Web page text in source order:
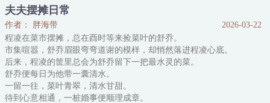
可惜，十四岁去文州考举人时落了榜，十五岁爹娘意外没了，他因此
守孝三年。
姥姥说过，赵世安爱读书，读书会科举。
而科举废银子，赵世安现在没家人，无人能供养他，他趁机钻了空
子。
当然，阮霖选择赵世安的原因之一在于，赵世安的脸是十里八乡的清
俊，看着赏心悦目。
没过一
夫夫摆摊日常
作者： 胖海带
2026-03-22
程凌在菜市摆摊，总在酉时等来捡菜叶的舒乔。
市集喧嚣，舒乔眉眼弯弯道谢的模样，却悄然落进程凌心底。
后来，程凌的筐里总会为舒乔留下一把最水灵的菜。
舒乔便每日为他带一囊清水。
一留一往，菜叶青翠，清水甘甜。
待到心意相通，一桩婚事便顺理成章。